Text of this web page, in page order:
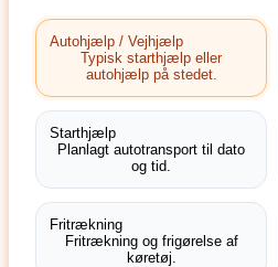
Autohjælp / Vejhjælp
Typisk starthjælp eller
autohjælp på stedet.
Starthjælp
Planlagt autotransport til dato
og tid.
Fritrækning
Fritrækning og frigørelse af
køretøj.